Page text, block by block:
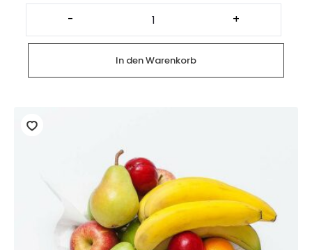
-
Platte
mit
vegetarisch
belegten
halben
Sesamringen
(12
Stück)
+
In den Warenkorb